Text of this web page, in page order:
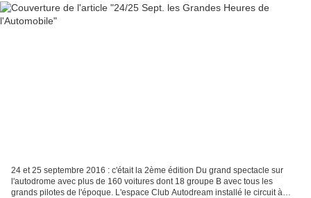
24 et 25 septembre 2016 : c'était la 2ème édition Du grand spectacle sur
l'autodrome avec plus de 160 voitures dont 18 groupe B avec tous les
grands pilotes de l'époque. L'espace Club Autodream installé le circuit à